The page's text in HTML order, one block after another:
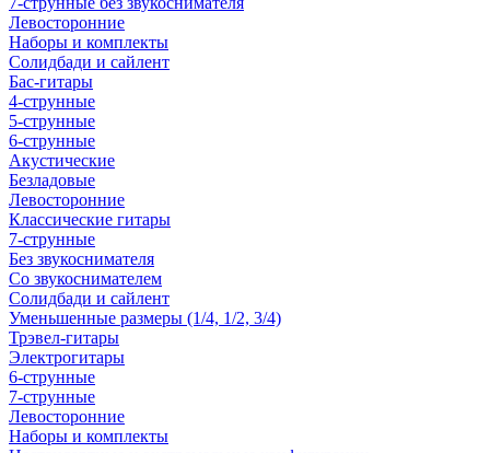
Левосторонние
Наборы и комплекты
Солидбади и сайлент
Бас-гитары
4-струнные
5-струнные
6-струнные
Акустические
Безладовые
Левосторонние
Классические гитары
7-струнные
Без звукоснимателя
Со звукоснимателем
Солидбади и сайлент
Уменьшенные размеры (1/4, 1/2, 3/4)
Трэвел-гитары
Электрогитары
6-струнные
7-струнные
Левосторонние
Наборы и комплекты